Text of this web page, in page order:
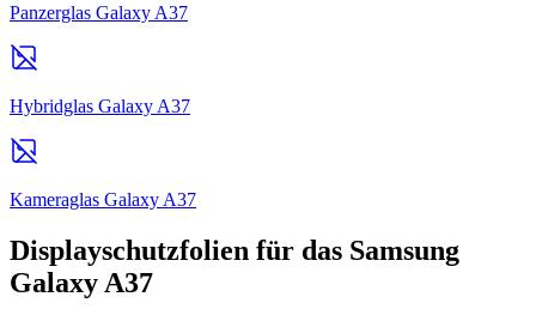
Panzerglas Galaxy A37
Hybridglas Galaxy A37
Kameraglas Galaxy A37
Displayschutzfolien für das Samsung
Galaxy A37